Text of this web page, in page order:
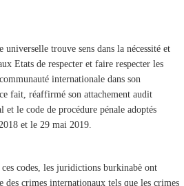
universelle trouve sens dans la nécessité et
Etats de respecter et faire respecter les
internationale dans son
fait, réaffirmé son attachement audit
et le code de procédure pénale adoptés
et le 29 mai 2019.
codes, les juridictions burkinabè ont
des crimes internationaux tels que les crimes